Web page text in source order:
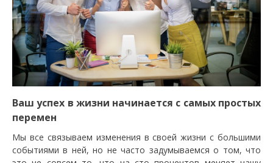
Ваш успех в жизни начинается с самых простых
перемен
Мы все связываем изменения в своей жизни с большими
событиями в ней, но не часто задумываемся о том, что